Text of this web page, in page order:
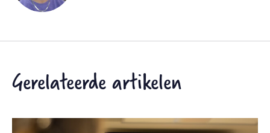
Gerelateerde artikelen